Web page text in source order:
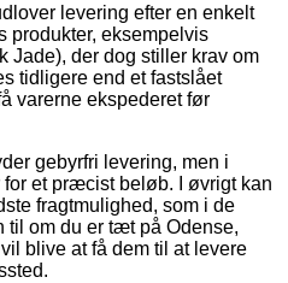
levering efter en enkelt
produkter, eksempelvis
Jade), der dog stiller krav om
tidligere end et fastslået
varerne ekspederet før
gebyrfri levering, men i
et præcist beløb. I øvrigt kan
fragtmulighed, som i de
om du er tæt på Odense,
blive at få dem til at levere